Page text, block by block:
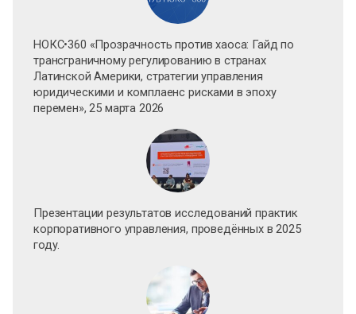
НОКС•360 «Прозрачность против хаоса: Гайд по
трансграничному регулированию в странах
Латинской Америки, стратегии управления
юридическими и комплаенс рисками в эпоху
перемен», 25 марта 2026
Презентации результатов исследований практик
корпоративного управления, проведённых в 2025
году.